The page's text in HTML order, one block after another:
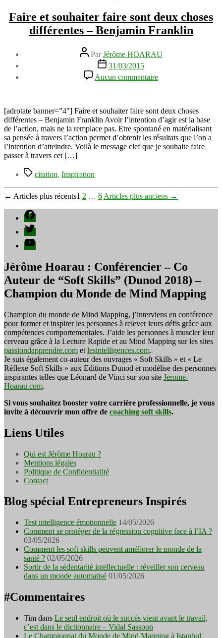
Faire et souhaiter faire sont deux choses
différentes – Benjamin Franklin
Auteur
de
l’article
ParJérôme HOARAU
Date
l’article
31/03/2015
Aucun commentaire
Faire
faire
sont
deux
choses
différentes
[adrotate banner=”4″] Faire et souhaiter faire sont deux choses
différentes – Benjamin Franklin Avoir l’intention d’agir est la base
de l’action, mais ne la remplace pas. Etre spontané en matérialisant
sa pensée à travers l’action permet d’obtenir les résultats que l’on a
l’intention d’atteindre. Voilà le message clef que je souhaite faire
passer à travers cet […]
Étiquettes
citation, Inspiration
Pagination
des
publications
← Articles plus récents1 2 … 6 Articles plus anciens →
Facebook
Twitter
YouTube
Jérôme Hoarau : Conférencier – Co
Auteur de “Soft Skills” (Dunod 2018) –
Champion du Monde de Mind Mapping
Champion du monde de Mind Mapping, j’interviens en conférence
pour former et inspirer les personnes à relever leurs défis grâce aux
compétences comportementales. J’aide les personnes à muscler leur
cerveau grâce à la Lecture Rapide et au Mind Mapping sur les sites
passiondapprendre.com et lesintelligences.com.
Je suis également co-auteur des ouvrages « Soft Skills » et « Le
Réflexe Soft Skills » aux Editions Dunod et modélise des personnes
inspirantes telles que Léonard de Vinci sur son site Jerome-
Hoarau.com.
Si vous souhaitez booster votre carrière professionnelle, je vous
invite à découvrir mon offre de coaching soft skills.
Liens Utiles
Qui est Jérôme Hoarau ?
Mentions légales
Politique de Confidentialité
Contact
Blog spécial Entrepreneurs Inspirés
Test intelligence émotionnelle 14/05/2026
Comment se protéger de la régression cognitive face à l’IA ?
03/05/2026
Comment les soft skills peuvent améliorer le monde de la
santé ? 02/05/2026
Sortir de la sédentarité intellectuelle : réveiller son cerveau
dans un monde automatisé 01/05/2026
#Commentaires
Tim dans Le seul endroit où le succès vient avant le travail,
c’est dans le dictionnaire – Vidal Sassoon
Le Championnat du Monde de Mind Mapping à Istanbul